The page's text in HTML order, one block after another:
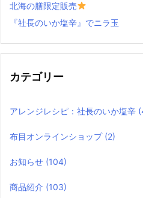
北海の膳限定販売
『社長のいか塩辛』でニラ玉
カテゴリー
アレンジレシピ：社長のいか塩辛
布目オンラインショップ (2)
お知らせ (104)
商品紹介 (103)